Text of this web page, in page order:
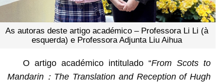
As autoras deste artigo académico – Professora Li Li (à
esquerda) e Professora Adjunta Liu Aihua
O artigo académico intitulado “From Scots to
Mandarin： The Translation and Reception of Hugh